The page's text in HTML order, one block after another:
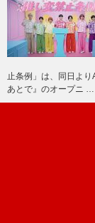
止条例」は、同日よ
あとで』のオープニ …